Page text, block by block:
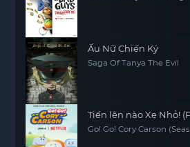
Ấu Nữ Chiến Ký
Saga Of Tanya The Evil
Tiến lên nào Xe Nhỏ!
Go! Go! Cory Carson